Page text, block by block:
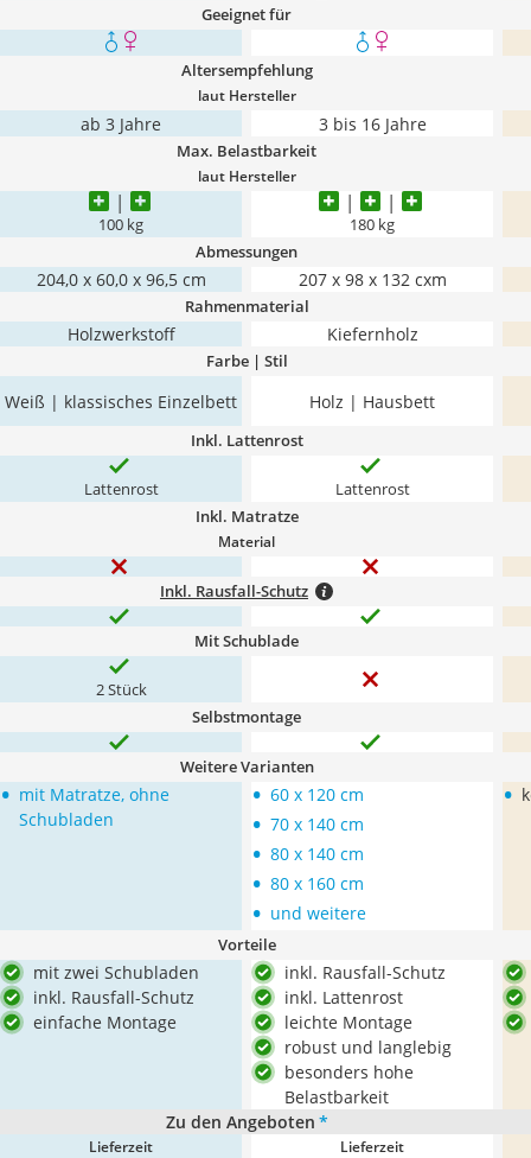
Geeignet für
Altersempfehlung
laut Hersteller
ab 3 Jahre 3 bis 16 Jahre
Max. Belastbarkeit
laut Hersteller
100 kg 180 kg
Abmessungen
204,0 x 60,0 x 96,5 cm 207 x 98 x 132 cxm
Rahmenmaterial
Holzwerkstoff Kiefernholz
Farbe | Stil
Weiß | klassisches Einzelbett Holz | Hausbett
Inkl. Lattenrost
Lattenrost Lattenrost
Inkl. Matratze
Material
Inkl. Rausfall-Schutz
Mit Schublade
2 Stück
Selbstmontage
Weitere Varianten
• mit Matratze, ohne
Schubladen
• 60 x 120 cm
• 70 x 140 cm
• 80 x 140 cm
• 80 x 160 cm
• und weitere
•
Vorteile
mit zwei Schubladen
inkl. Rausfall-Schutz
einfache Montage
inkl. Rausfall-Schutz
inkl. Lattenrost
leichte Montage
robust und langlebig
besonders hohe
Belastbarkeit
Zu den Angeboten *
Lieferzeit Lieferzeit